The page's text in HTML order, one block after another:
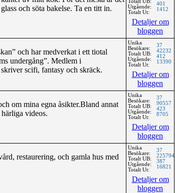
och söta bakelse. Ta en titt in.
Totalt UB:
Utgående:
Totalt Ut:
401
1412
Detaljer om
bloggen
och har medverkat i ett tiotal
undergång”. Medlem i
scifi, fantasy och skräck.
Unika
Besökare:
Totalt UB:
Utgående:
Totalt Ut:
37
42232
412
13390
Detaljer om
bloggen
om mina egna åsikter.Bland annat
videos.
Unika
Besökare:
Totalt UB:
Utgående:
Totalt Ut:
37
90557
423
8705
Detaljer om
bloggen
restaurering, och gamla hus med
Unika
Besökare:
Totalt UB:
Utgående:
Totalt Ut:
37
225794
387
16821
Detaljer om
bloggen